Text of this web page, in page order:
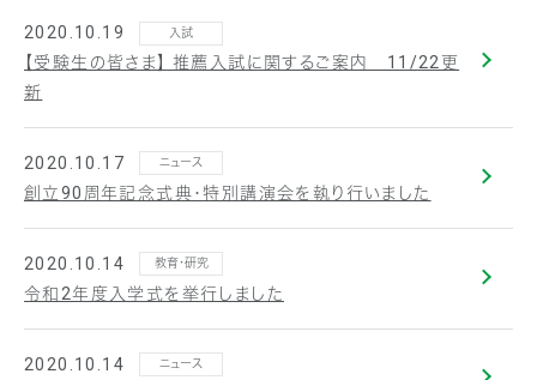
2020.10.19 入試
【受験生の皆さま】 推薦入試に関するご案内 11/22更
新
2020.10.17 ニュース
創立90周年記念式典・特別講演会を執り行いました
2020.10.14 教育・研究
令和2年度入学式を挙行しました
2020.10.14 ニュース